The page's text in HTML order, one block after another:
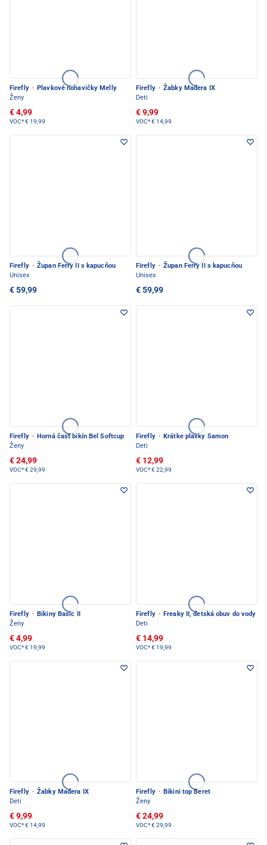
Firefly · Plavkové nohavičky Melly
Ženy
€ 4,99
VOC*€ 19,99
Firefly · Žabky Madera IX
Deti
€ 9,99
VOC*€ 14,99
Firefly · Župan Ferry II s kapucňou
Unisex
€ 59,99
Firefly · Župan Ferry II s kapucňou
Unisex
€ 59,99
Firefly · Horná časť bikín Bel Softcup
Ženy
€ 24,99
VOC*€ 29,99
Firefly · Krátke plavky Samon
Deti
€ 12,99
VOC*€ 22,99
Firefly · Bikiny Basic II
Ženy
€ 4,99
VOC*€ 19,99
Firefly · Freaky II, detská obuv do vody
Deti
€ 14,99
VOC*€ 19,99
Firefly · Žabky Madera IX
Deti
€ 9,99
VOC*€ 14,99
Firefly · Bikini top Beret
Ženy
€ 24,99
VOC*€ 29,99